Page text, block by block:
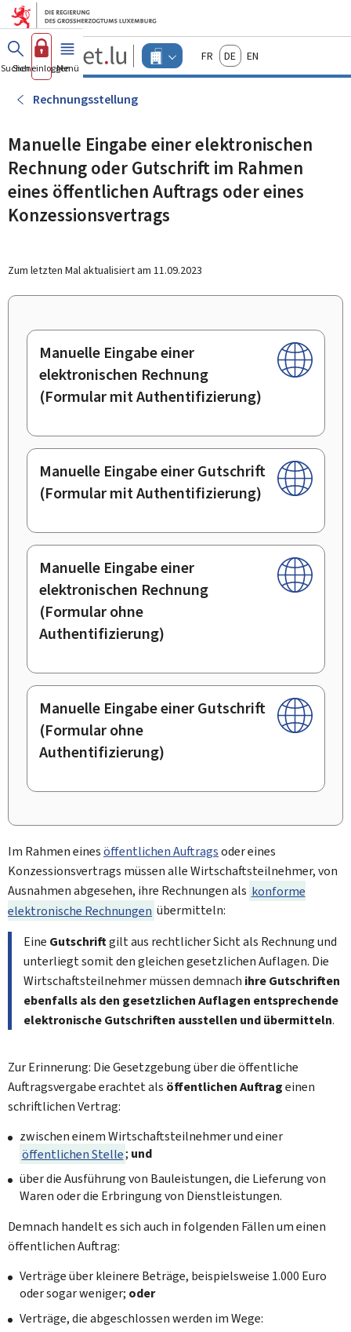
Zum Hauptmenü
Zum Inhalt
Guichet.lu
Changer
d'espace
actif
FrançaisDeutschEnglish
Suchen
Sich einloggen
Menü Haupt-
Rechnungsstellung
Manuelle Eingabe einer elektronischen
Rechnung oder Gutschrift im Rahmen
eines öffentlichen Auftrags oder eines
Konzessionsvertrags
Zum letzten Mal aktualisiert am 11.09.2023
Manuelle Eingabe einer
elektronischen Rechnung
(Formular mit Authentifizierung)
Manuelle Eingabe einer Gutschrift
(Formular mit Authentifizierung)
Manuelle Eingabe einer
elektronischen Rechnung
(Formular ohne
Authentifizierung)
Manuelle Eingabe einer Gutschrift
(Formular ohne
Authentifizierung)
Im Rahmen einesöffentlichen Auftragsoder eines
Konzessionsvertrags müssen alle Wirtschaftsteilnehmer, von
Ausnahmen abgesehen, ihre Rechnungen als konforme
elektronische Rechnungen übermitteln:
Eine Gutschriftgilt aus rechtlicher Sicht als Rechnung und
unterliegt somit den gleichen gesetzlichen Auflagen. Die
Wirtschaftsteilnehmer müssen demnach ihre Gutschriften
ebenfalls als den gesetzlichen Auflagen entsprechende
elektronische Gutschriften ausstellen und übermitteln.
Zur Erinnerung: Die Gesetzgebung über die öffentliche
Auftragsvergabe erachtet als öffentlichen Auftrageinen
schriftlichen Vertrag:
zwischen einem Wirtschaftsteilnehmer und einer
öffentlichen Stelle; und
über die Ausführung von Bauleistungen, die Lieferung von
Waren oder die Erbringung von Dienstleistungen.
Demnach handelt es sich auch in folgenden Fällen um einen
öffentlichen Auftrag:
Verträge über kleinere Beträge, beispielsweise 1.000 Euro
oder sogar weniger; oder
Verträge, die abgeschlossen werden im Wege: